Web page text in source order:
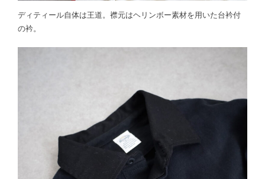
ディティール自体は王道。襟元はヘリンボー素材を用いた台衿付
の衿。